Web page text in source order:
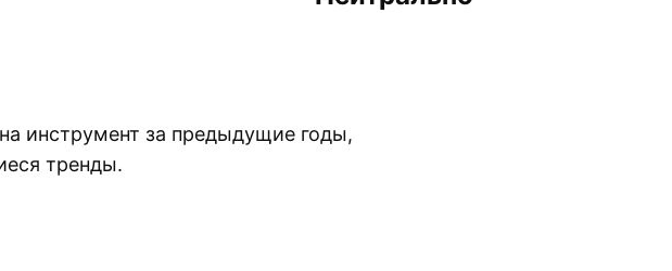
инструмент за предыдущие годы,
тренды.